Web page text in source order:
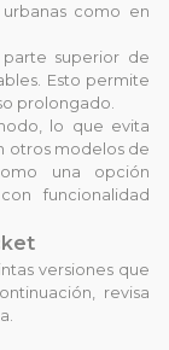
como en
superior de
Esto permite
prolongado.
lo que evita
otros modelos de
una opción
funcionalidad
versiones que
revisa